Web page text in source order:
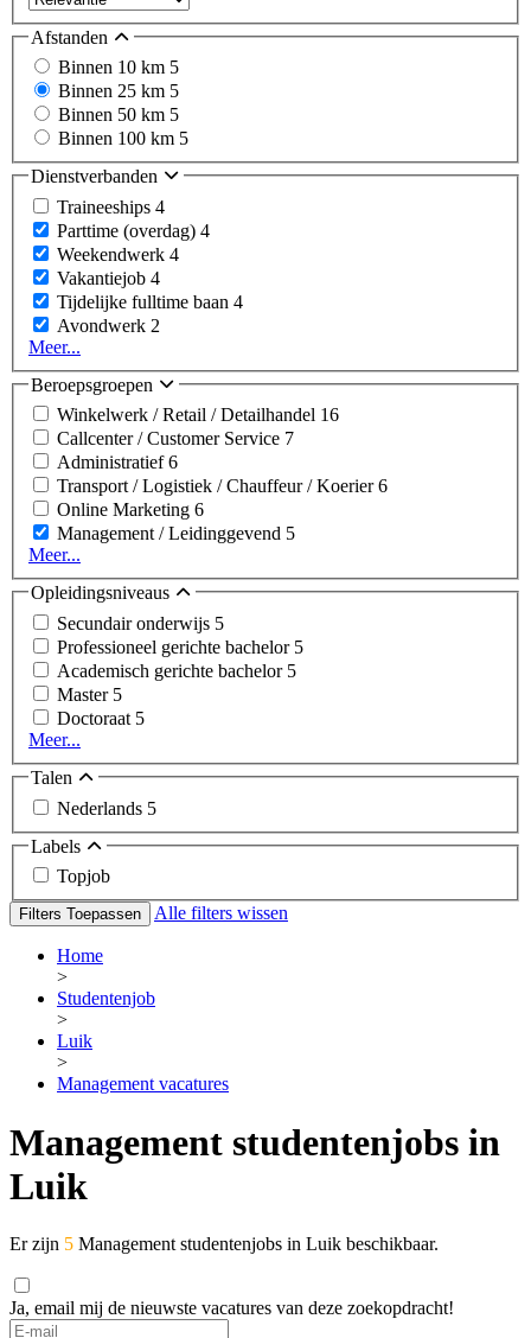
Afstanden
Binnen 10 km 5
Binnen 25 km 5
Binnen 50 km 5
Binnen 100 km 5
Dienstverbanden
Traineeships 4
Parttime (overdag) 4
Weekendwerk 4
Vakantiejob 4
Tijdelijke fulltime baan 4
Avondwerk 2
Meer...
Beroepsgroepen
Winkelwerk / Retail / Detailhandel 16
Callcenter / Customer Service 7
Administratief6
Transport / Logistiek / Chauffeur / Koerier6
Online Marketing 6
Management / Leidinggevend 5
Meer...
Opleidingsniveaus
Secundair onderwijs 5
Professioneel gerichte bachelor 5
Academisch gerichte bachelor 5
Master 5
Doctoraat 5
Meer...
Talen
Nederlands 5
Labels
Topjob
Filters Toepassen Alle filters wissen
Home
>
Studentenjob
>
Luik
>
Management vacatures
Management studentenjobs in
Luik
Er zijn 5 Management studentenjobs in Luik beschikbaar.
Ja, email mij de nieuwste vacatures van deze zoekopdracht!